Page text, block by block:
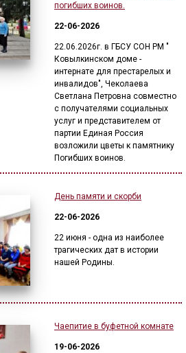
погибших воинов.
22-06-2026
22.06.2026г. в ГБСУ СОН РМ "
Ковылкинском доме -
интернате для престарелых и
инвалидов", Чеколаева
Светлана Петровна совместно
с получателями социальных
услуг и представителем от
партии Единая Россия
возложили цветы к памятнику
Погибших воинов.
День памяти и скорби
22-06-2026
22 июня - одна из наиболее
трагических дат в истории
нашей Родины.
Чаепитие в буфетной комнате
19-06-2026